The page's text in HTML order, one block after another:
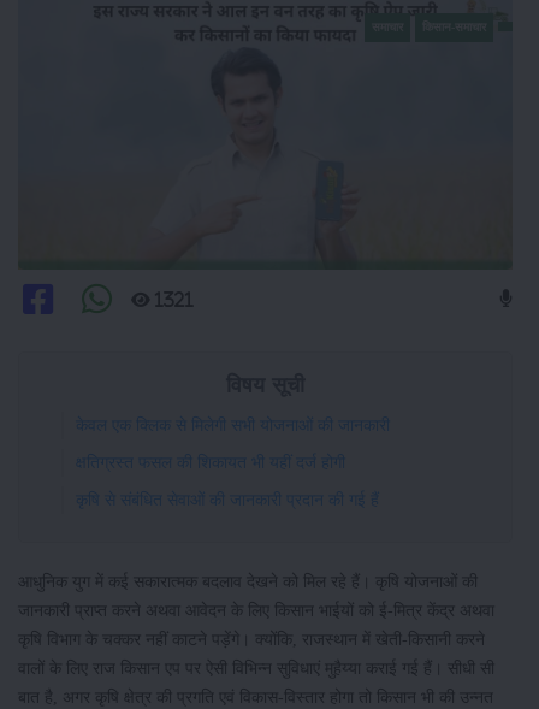
1321
केवल एक क्लिक से मिलेगी सभी योजनाओं की जानकारी
क्षतिग्रस्त फसल की शिकायत भी यहीं दर्ज होगी
कृषि से संबंधित सेवाओं की जानकारी प्रदान की गई हैं
आधुनिक युग में कई सकारात्मक बदलाव देखने को मिल रहे हैं। कृषि योजनाओं की
जानकारी प्राप्त करने अथवा आवेदन के लिए किसान भाईयों को ई-मित्र केंद्र अथवा
कृषि विभाग के चक्कर नहीं काटने पड़ेंगे। क्योंकि, राजस्थान में खेती-किसानी करने
वालों के लिए राज किसान एप पर ऐसी विभिन्न सुविधाएं मुहैय्या कराई गई हैं। सीधी सी
बात है, अगर कृषि क्षेत्र की प्रगति एवं विकास-विस्तार होगा तो किसान भी की उन्नत